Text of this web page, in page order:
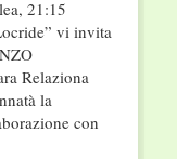
21:15
vi invita
Relaziona
la
con